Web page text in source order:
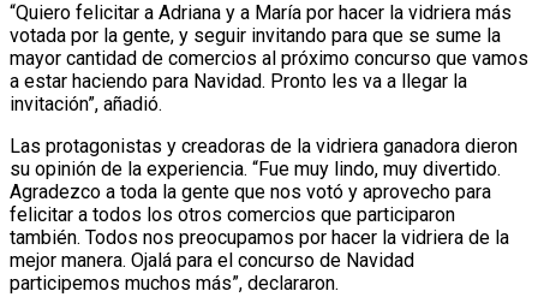
“Quiero felicitar a Adriana y a María por hacer la vidriera más
votada por la gente, y seguir invitando para que se sume la
mayor cantidad de comercios al próximo concurso que vamos
a estar haciendo para Navidad. Pronto les va a llegar la
invitación”, añadió.
Las protagonistas y creadoras de la vidriera ganadora dieron
su opinión de la experiencia. “Fue muy lindo, muy divertido.
Agradezco a toda la gente que nos votó y aprovecho para
felicitar a todos los otros comercios que participaron
también. Todos nos preocupamos por hacer la vidriera de la
mejor manera. Ojalá para el concurso de Navidad
participemos muchos más”, declararon.